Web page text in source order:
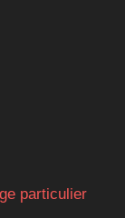
particulier